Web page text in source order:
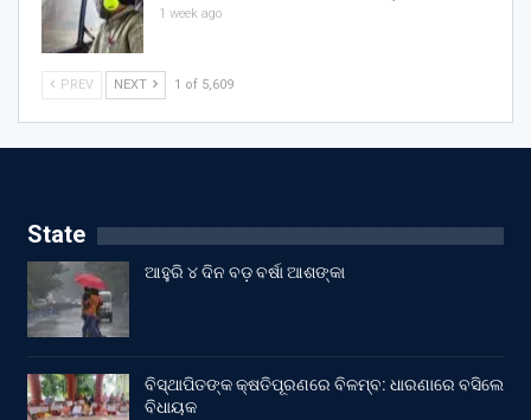
1 week ago
PREV NEXT 1 of 5,609
State
ଆହୁରି ୪ ଦିନ ବଡ଼ ବର୍ଷା ଆଶଙ୍କା
ବିସ୍ଥାପିତଙ୍କ କ୍ଷତିପୂରଣରେ ବିଳମ୍ବ: ଧାରଣାରେ ବସିଲେ
ବିଧାୟକ